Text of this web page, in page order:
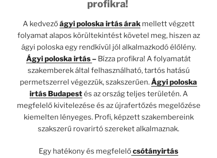
profikra!
A kedvezőágyi poloska irtás árakmellett végzett
folyamat alapos körültekintést követel meg, hiszen az
ágyi poloska egy rendkívül jól alkalmazkodó élőlény.
Ágyi poloska irtás– Bízza profikra! A folyamatát
szakemberek által felhasználható, tartós hatású
permetszerrel végezzük, szakszerűen.Ágyi poloska
irtás Budapestés az ország teljes területén. A
megfelelő kivitelezése és az újrafertőzés megelőzése
kiemelten lényeges. Profi, képzett szakembereink
szakszerű rovarirtó szereket alkalmaznak.
Egy hatékony és megfelelőcsótányirtás